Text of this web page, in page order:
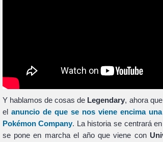
Y hablamos de cosas de Legendary, ahora
el anuncio de que se nos viene encima
Pokémon Company. La historia se centrará
se pone en marcha el año que viene con